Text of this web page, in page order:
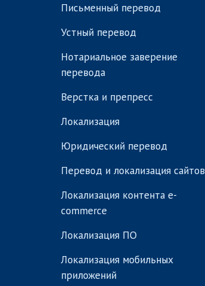
Письменный перевод
Устный перевод
Нотариальное заверение
перевода
Верстка и препресс
Локализация
Юридический перевод
Перевод и локализация сайтов
Локализация контента e-
commerce
Локализация ПО
Локализация мобильных
приложений